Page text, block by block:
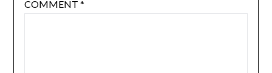
COMMENT *